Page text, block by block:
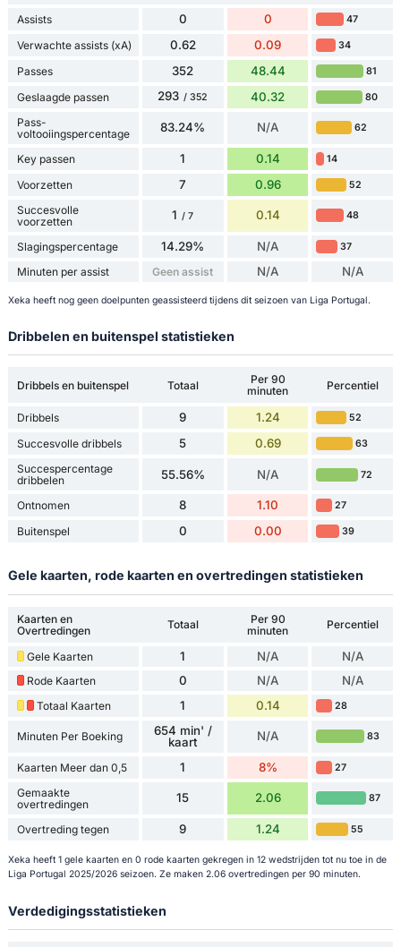
Assists 0 0 47
Verwachte assists (xA) 0.62 0.09 34
Passes 352 48.44 81
Geslaagde passen 293 / 352 40.32 80
Pass-
voltooiingspercentage
83.24% N/A 62
Key passen 1 0.14 14
Voorzetten 7 0.96 52
Succesvolle
voorzetten
1 / 7 0.14 48
Slagingspercentage 14.29% N/A 37
Minuten per assist Geen assist N/A N/A
Xeka heeft nog geen doelpunten geassisteerd tijdens dit seizoen van Liga Portugal.
Dribbelen en buitenspel statistieken
Dribbels en buitenspel Totaal
Per 90
minuten
Percentiel
Dribbels 9 1.24 52
Succesvolle dribbels 5 0.69 63
Succespercentage
dribbelen
55.56% N/A 72
Ontnomen 8 1.10 27
Buitenspel 0 0.00 39
Gele kaarten, rode kaarten en overtredingen statistieken
Kaarten en
Overtredingen
Totaal
Per 90
minuten
Percentiel
Gele Kaarten 1 N/A N/A
Rode Kaarten 0 N/A N/A
Totaal Kaarten 1 0.14 28
Minuten Per Boeking
654 min' /
kaart
N/A 83
Kaarten Meer dan 0,5 1 8% 27
Gemaakte
overtredingen
15 2.06 87
Overtreding tegen 9 1.24 55
Xeka heeft 1 gele kaarten en 0 rode kaarten gekregen in 12 wedstrijden tot nu toe in de
Liga Portugal 2025/2026 seizoen. Ze maken 2.06 overtredingen per 90 minuten.
Verdedigingsstatistieken